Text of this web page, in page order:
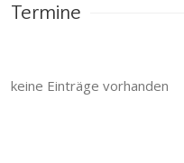
Termine
keine Einträge vorhanden